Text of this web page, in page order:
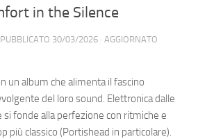
in the Silence
PUBBLICATO 30/03/2026 · AGGIORNATO
un album che alimenta il fascino
del loro sound. Elettronica dalle
fonde alla perfezione con ritmiche e
più classico (Portishead in particolare).